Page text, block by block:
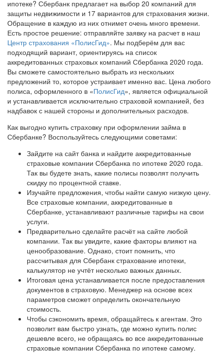
ипотеке? Сбербанк предлагает на выбор 20 компаний для
защиты недвижимости и 17 вариантов для страхования жизни.
Обращение в каждую из них отнимет очень много времени.
Есть простое решение: отправляйте заявку на расчет в наш
Центр страхования «ПолисГид». Мы подберём для вас
подходящий вариант, ориентируясь на список
аккредитованных страховых компаний Сбербанка 2020 года.
Вы сможете самостоятельно выбрать из нескольких
предложений то, которое устраивает именно вас. Цена любого
полиса, оформленного в «ПолисГид», является официальной
и устанавливается исключительно страховой компанией, без
надбавок с нашей стороны и дополнительных расходов.
Как выгодно купить страховку при оформлении займа в
Сбербанке? Воспользуйтесь следующими советами:
Зайдите на сайт банка и найдите аккредитованные
страховые компании Сбербанка по ипотеке 2020 года.
Так вы будете знать, какие полисы позволят получить
скидку по процентной ставке.
Изучайте предложения, чтобы найти самую низкую цену.
Все страховые компании, аккредитованные в
Сбербанке, устанавливают различные тарифы на свои
услуги.
Предварительно сделайте расчёт на сайте любой
компании. Так вы увидите, какие факторы влияют на
ценообразование. Однако, стоит помнить, что
рассчитывая для Сбербанк страхование ипотеки,
калькулятор не учтёт несколько важных данных.
Итоговая цена устанавливается после предоставления
документов в страховую. Менеджер на основе всех
параметров сможет определить окончательную
стоимость.
Чтобы сэкономить время, обращайтесь к агентам. Это
позволит вам быстро узнать, где можно купить полис
дешевле всего, не обращаясь во все аккредитованные
страховые компании Сбербанка по ипотеке самому.